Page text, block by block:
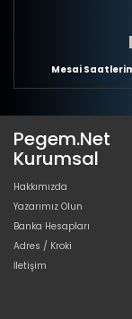
Mesai
Pegem.Net
Kurumsal
Hakkımızda
Yazarımız Olun
Banka Hesapları
Adres / Kroki
İletişim